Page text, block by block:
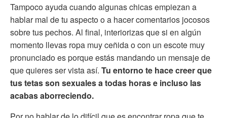
Tampoco ayuda cuando algunas chicas empiezan a
hablar mal de tu aspecto o a hacer comentarios jocosos
sobre tus pechos. Al final, interiorizas que si en algún
momento llevas ropa muy ceñida o con un escote muy
pronunciado es porque estás mandando un mensaje de
que quieres ser vista así. Tu entorno te hace creer que
tus tetas son sexuales a todas horas e incluso las
acabas aborreciendo.